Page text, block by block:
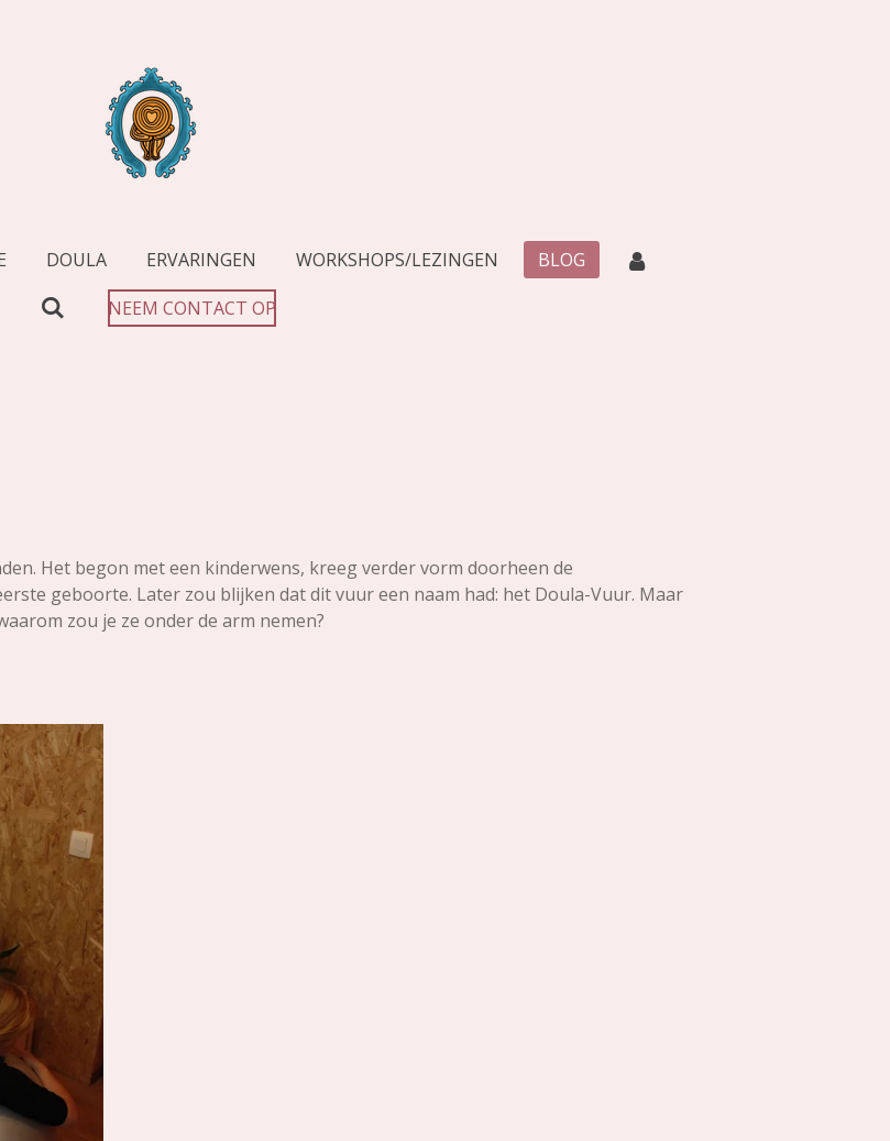
DOULA ERVARINGEN WORKSHOPS/LEZINGEN
BLOG
NEEM CONTACT OP
Het begon met een kinderwens, kreeg verder vorm doorheen de
geboorte. Later zou blijken dat dit vuur een naam had: het Doula-Vuur. Maar
zou je ze onder de arm nemen?